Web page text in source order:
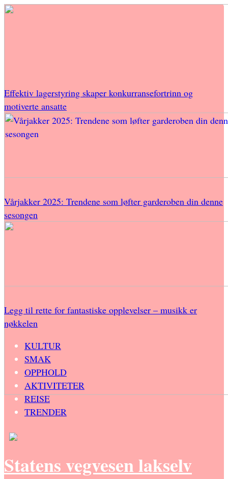
Effektiv lagerstyring skaper konkurransefortrinn og
motiverte ansatte
Vårjakker 2025: Trendene som løfter garderoben din denne
sesongen
Legg til rette for fantastiske opplevelser – musikk er
nøkkelen
KULTUR
SMAK
OPPHOLD
AKTIVITETER
REISE
TRENDER
Statens vegvesen lakselv